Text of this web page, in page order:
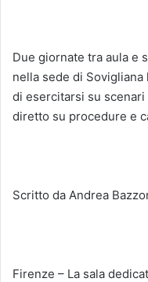
Due giornate tra aula e
nella sede di
di esercitarsi su
diretto su procedure e
Scritto da Andrea
Firenze – La sala